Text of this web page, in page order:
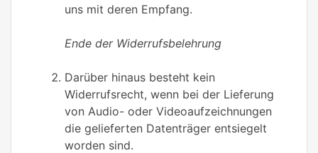
uns mit deren Empfang.
Ende der Widerrufsbelehrung
Darüber hinaus besteht kein
Widerrufsrecht, wenn bei der Lieferung
von Audio- oder Videoaufzeichnungen
die gelieferten Datenträger entsiegelt
worden sind.